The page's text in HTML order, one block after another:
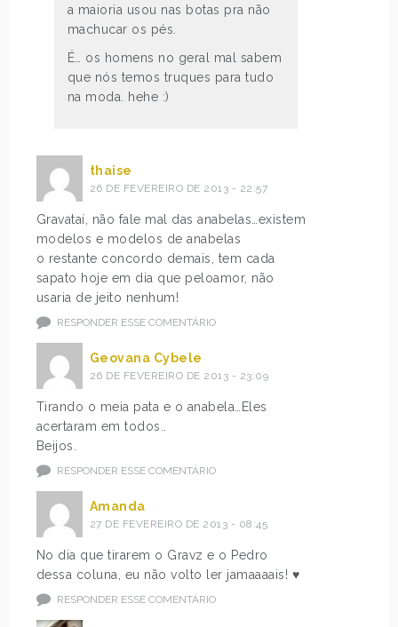
a maioria usou nas botas pra não
machucar os pés.
É… os homens no geral mal sabem
que nós temos truques para tudo
na moda. hehe :)
thaise
26 DE FEVEREIRO DE 2013 - 22:57
Gravataí, não fale mal das anabelas…existem
modelos e modelos de anabelas
o restante concordo demais, tem cada
sapato hoje em dia que peloamor, não
usaria de jeito nenhum!
RESPONDER ESSE COMENTÁRIO
Geovana Cybele
26 DE FEVEREIRO DE 2013 - 23:09
Tirando o meia pata e o anabela…Eles
acertaram em todos..
Beijos.
RESPONDER ESSE COMENTÁRIO
Amanda
27 DE FEVEREIRO DE 2013 - 08:45
No dia que tirarem o Gravz e o Pedro
dessa coluna, eu não volto ler jamaaaais! ♥
RESPONDER ESSE COMENTÁRIO